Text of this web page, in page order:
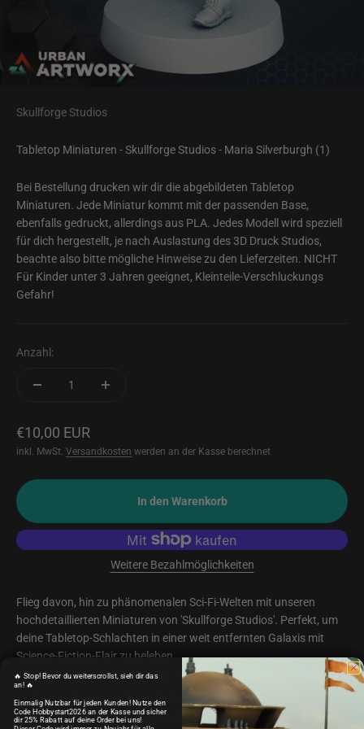
Skullforge Studios
Tabletop Miniaturen - Skullforge Studios - Maria Silverburgh (1)
Bei Bestellung drucken wir dir die abgebildeten Tabletop
Miniaturen. Jede Miniatur kommt mit der passenden Base,
ebenfalls gedruckt, allerdings aus PLA. Jedes Modell wird speziell
für dich hergestellt, je nach Auslastung des 3D Druck Studios,
beachte also bitte mögliche Hinweise zu den Lieferzeiten. NICHT
Für Kinder unter 3 Jahren geeignet, Kleinteile-Verschluckungs
Gefahr!
Anzahl:
Angebot
€10,00 EUR
inkl. MwSt. Versandkosten werden an der Kasse berechnet
In den Warenkorb
Weitere Bezahlmöglichkeiten
Flieg davon, hin zu phänomenalen Sci-Fi-Welten mit unseren
hochdetaillierten Miniaturen von 'Skullforge Studios'. Perfekt, um
deine Tabletop-Schlachten in einer weit entfernten Galaxis mit
Science-Fiction-Flair zu beleben.
Hergestellt aus hochwertigem, robustem & flexiblem Resin
Gedruckt in super feinen Details mit mind. 12K Auflösung bei
einer Schichtstärke von spektakulären 0,02mm
🔥 Stop! Bevor du weiterscrollst, sieh dir das
an! 🔥
Einmalig Nutzbar für jeden Kunden! Nutze den
Code Hobbystart2026 an der Kasse und sicher
dir 25% Rabatt auf deine Order bei uns!